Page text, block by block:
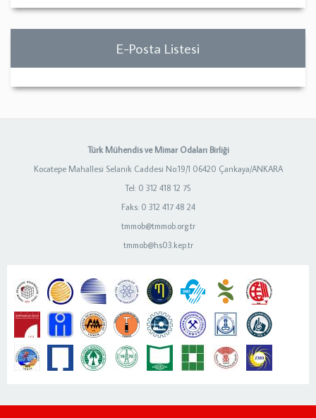
E-Posta Listesi
Türk Mühendis ve Mimar Odaları Birliği
Kocatepe Mahallesi Selanik Caddesi No:19/1 06420 Çankaya/ANKARA
Tel: 0 312 418 12 75
Faks: 0 312 417 48 24
tmmob@tmmob.org.tr
tmmob@hs03.kep.tr